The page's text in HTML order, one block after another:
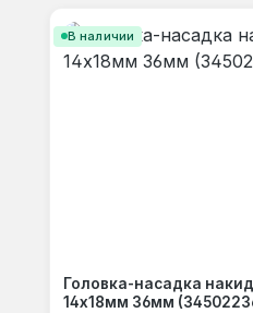
В наличии
Головка-насадка
14x18мм 36мм